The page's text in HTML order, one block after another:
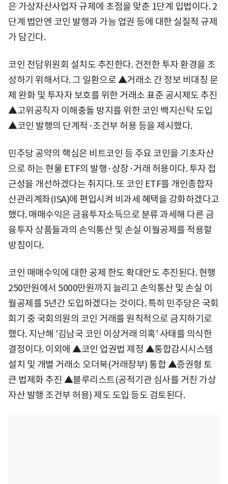
은 가상자산사업자 규제에 초점을 맞춘 1단계 입법이다. 2
단계 법안엔 코인 발행과 가능 업권 등에 대한 실질적 규제
가 담긴다.
코인 전담위원회 설치도 추진한다. 건전한 투자 환경을 조
성하기 위해서다. 그 일환으로 ▲거래소 간 정보 비대칭 문
제 완화 및 투자자 보호를 위한 거래소 표준 공시제도 추진
▲고위공직자 이해충돌 방지를 위한 코인 백지신탁 도입
▲코인 발행의 단계적·조건부 허용 등을 제시했다.
민주당 공약의 핵심은 비트코인 등 주요 코인을 기초자산
으로 하는 현물 ETF의 발행·상장·거래 허용이다. 투자 접
근성을 개선하겠다는 취지다. 또 코인 ETF를 개인종합자
산관리계좌(ISA)에 편입시켜 비과세 혜택을 강화하겠다고
했다. 매매수익은 금융투자소득으로 분류 과세해 다른 금
융투자 상품들과의 손익통산 및 손실 이월공제를 적용할
방침이다.
코인 매매수익에 대한 공제 한도 확대안도 추진된다. 현행
250만원에서 5000만원까지 늘리고 손익통산 및 손실 이
월공제를 5년간 도입하겠다는 것이다. 특히 민주당은 국회
회기 중 국회의원의 코인 거래를 원칙적으로 금지하기로
했다. 지난해 '김남국 코인 이상거래 의혹' 사태를 의식한
결정이다. 이외에 ▲코인 업권법 제정 ▲통합감시시스템
설치 및 개별 거래소 오더북(거래장부) 통합 ▲증권형 토
큰 법제화 추진 ▲블루리스트(공적기관 심사를 거친 가상
자산 발행 조건부 허용) 제도 도입 등도 검토된다.